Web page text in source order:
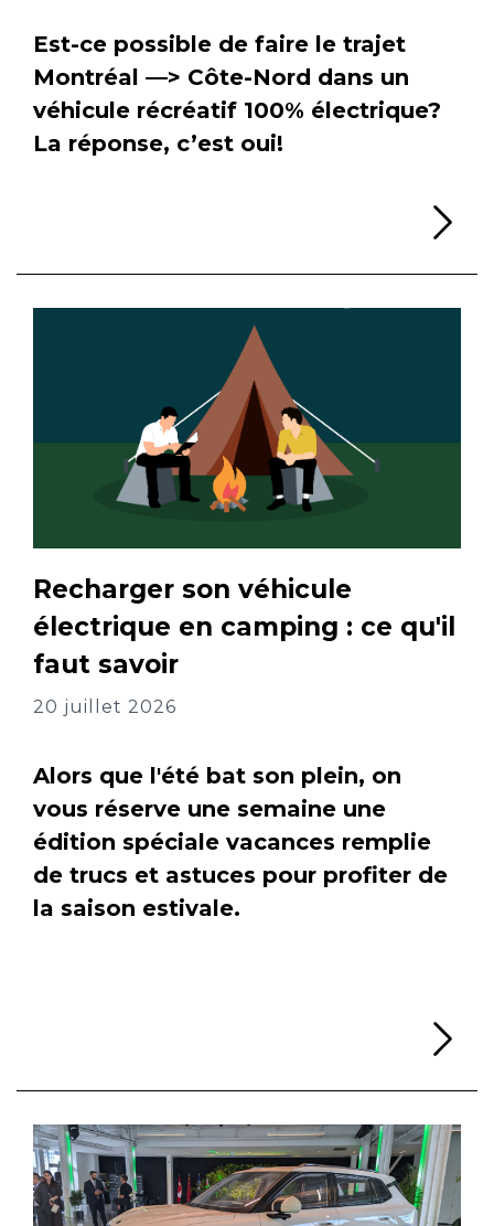
Est-ce possible de faire le trajet
Montréal —> Côte-Nord dans un
véhicule récréatif 100% électrique?
La réponse, c’est oui!
Recharger son véhicule
électrique en camping : ce qu'il
faut savoir
20 juillet 2026
Alors que l'été bat son plein, on
vous réserve une semaine une
édition spéciale vacances remplie
de trucs et astuces pour profiter de
la saison estivale.